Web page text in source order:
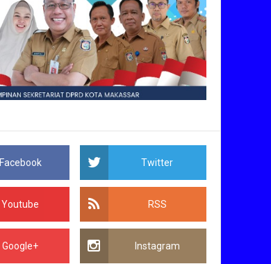
Facebook Twitter
Youtube RSS
Google+ Instagram